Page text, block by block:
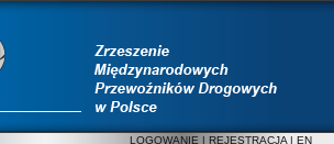
LOGOWANIE | REJESTRACJA | EN